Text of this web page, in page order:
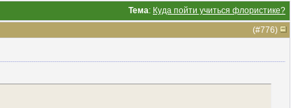
Тема: Куда пойти учиться флористике?
(#776)